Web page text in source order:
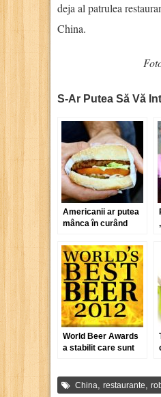
deja al patrulea
China.
S-Ar Putea Să Vă
Americanii ar putea
mânca în curând
preparați de roboți
World Beer Awards
a stabilit care sunt
China, restaurante,